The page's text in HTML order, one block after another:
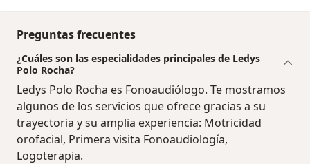
Preguntas frecuentes
¿Cuáles son las especialidades principales de Ledys
Polo Rocha?
Ledys Polo Rocha es Fonoaudiólogo. Te mostramos
algunos de los servicios que ofrece gracias a su
trayectoria y su amplia experiencia: Motricidad
orofacial, Primera visita Fonoaudiología,
Logoterapia.